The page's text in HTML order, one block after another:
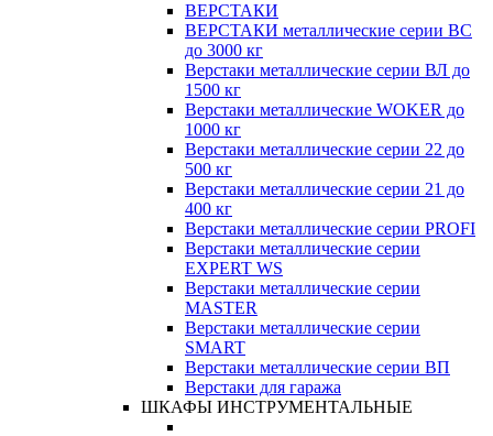
ВЕРСТАКИ
ВЕРСТАКИ металлические серии ВС
до 3000 кг
Верстаки металлические серии ВЛ до
1500 кг
Верстаки металлические WOKER до
1000 кг
Верстаки металлические серии 22 до
500 кг
Верстаки металлические серии 21 до
400 кг
Верстаки металлические серии PROFI
Верстаки металлические серии
EXPERT WS
Верстаки металлические серии
MASTER
Верстаки металлические серии
SMART
Верстаки металлические серии ВП
Верстаки для гаража
ШКАФЫ ИНСТРУМЕНТАЛЬНЫЕ